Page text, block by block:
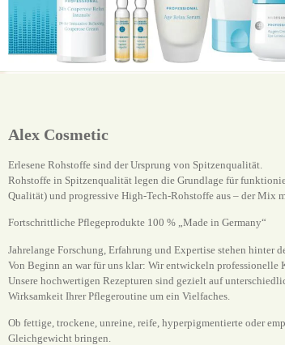
Alex Cosmetic
Erlesene Rohstoffe sind der Ursprung von Spitzenqualität.
Rohstoffe in Spitzenqualität legen die Grundlage für
Qualität) und progressive High-Tech-Rohstoffe aus – der Mix
Fortschrittliche Pflegeprodukte 100 % „Made in Germany“
Jahrelange Forschung, Erfahrung und Expertise stehen hinter
Von Beginn an war für uns klar: Wir entwickeln
Unsere hochwertigen Rezepturen sind gezielt auf
Wirksamkeit Ihrer Pflegeroutine um ein Vielfaches.
Ob fettige, trockene, unreine, reife, hyperpigmentierte oder
Gleichgewicht bringen.